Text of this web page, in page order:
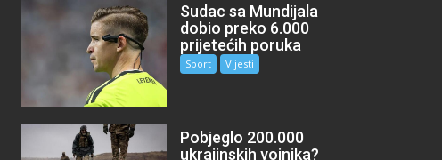
Sudac sa Mundijala
dobio preko 6.000
prijetećih poruka
Sport Vijesti
Pobjeglo 200.000
ukrajinskih vojnika?